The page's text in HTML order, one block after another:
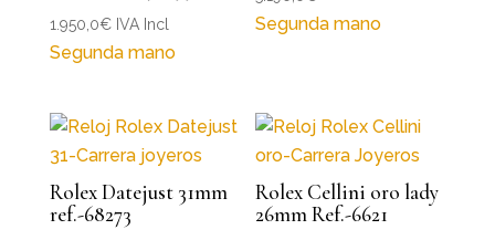
1.950,0€ IVA Incl
Segunda mano
Segunda mano
Rolex Datejust 31mm
ref.-68273
Rolex Cellini oro lady
26mm Ref.-6621